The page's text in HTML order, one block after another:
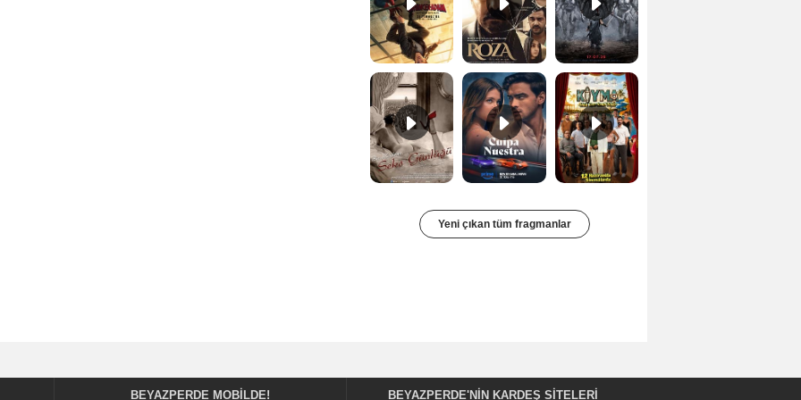
Bir Kadının Seks Günlüğü Orijinal Fragman Culpa nuestra Teaser Kıyma Fragman
Yeni çıkan tüm fragmanlar
BEYAZPERDE MOBILDE! BEYAZPERDE'NIN KARDEŞ SİTELERİ